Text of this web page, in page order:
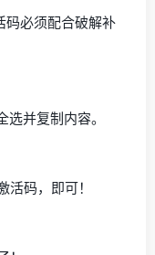
码必须配合破解补
并复制内容。
码，即可！